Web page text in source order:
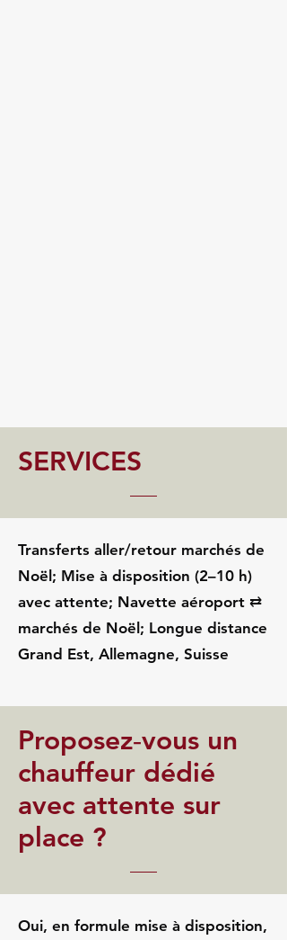
SERVICES
Transferts aller/retour marchés de
Noël; Mise à disposition (2–10 h)
avec attente; Navette aéroport ⇄
marchés de Noël; Longue distance
Grand Est, Allemagne, Suisse
Proposez‑vous un
chauffeur dédié
avec attente sur
place ?
Oui, en formule mise à disposition,